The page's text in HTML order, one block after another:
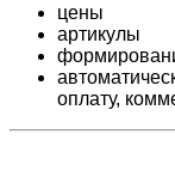
цены
артикулы
оплату,